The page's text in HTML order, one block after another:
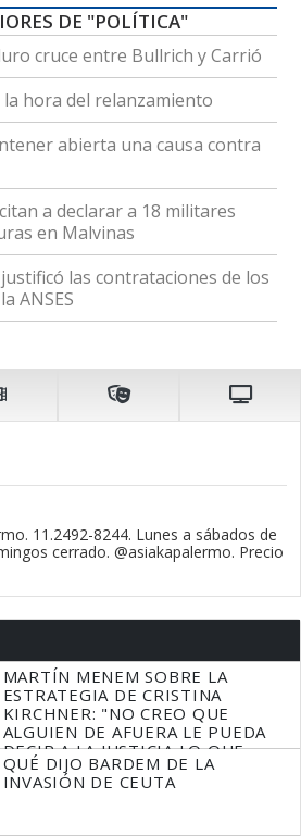
DE "POLÍTICA"
cruce entre Bullrich y Carrió
la hora del relanzamiento
abierta una causa contra
a declarar a 18 militares
en Malvinas
las contrataciones de los
ANSES
11.2492-8244. Lunes a sábados de
cerrado. @asiakapalermo. Precio
MARTÍN MENEM SOBRE LA
ESTRATEGIA DE CRISTINA
KIRCHNER: "NO CREO QUE
ALGUIEN DE AFUERA LE PUEDA
DECIR A LA JUSTICIA LO QUE
TIENE QUE HACER"
QUÉ DIJO BARDEM DE LA
INVASIÓN DE CEUTA